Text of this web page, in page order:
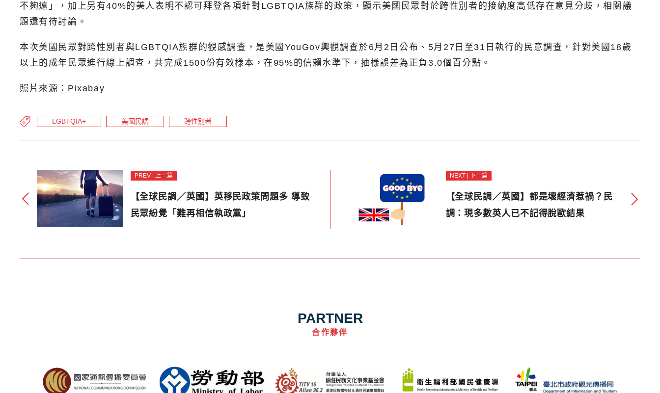
不夠遠」，加上另有40%的美人表明不認可拜登各項針對LGBTQIA族群的政策，顯示美國民眾對於跨性別者的接納度高低存在意見分歧，相關議
題還有待討論。
本次美國民眾對跨性別者與LGBTQIA族群的觀感調查，是美國YouGov輿觀調查於6月2日公布、5月27日至31日執行的民意調查，針對美國18歲
以上的成年民眾進行線上調查，共完成1500份有效樣本，在95%的信賴水準下，抽樣誤差為正負3.0個百分點。
照片來源：Pixabay
LGBTQIA+ 美國民調 跨性別者
PREV | 上一篇
【全球民調／英國】英移民政策問題多 導致
民眾紛覺「難再相信執政黨」
NEXT | 下一篇
【全球民調／英國】都是壞經濟惹禍？民
調：現多數英人已不記得脫歐結果
PARTNER
合作夥伴